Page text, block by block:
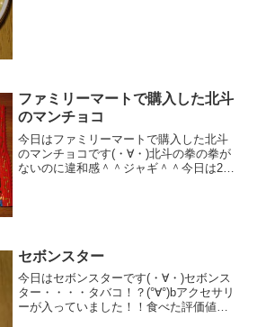
ファミリーマートで購入した北斗
のマンチョコ
今日はファミリーマートで購入した北斗
のマンチョコです(・∀・)北斗の拳の拳が
ないのに違和感＾＾ジャギ＾＾今日は2回
セボンスター
今日はセボンスターです(・∀・)セボンス
ター・・・・タバコ！？(°∀°)bアクセサリ
ーが入っていました！！食べた評価値